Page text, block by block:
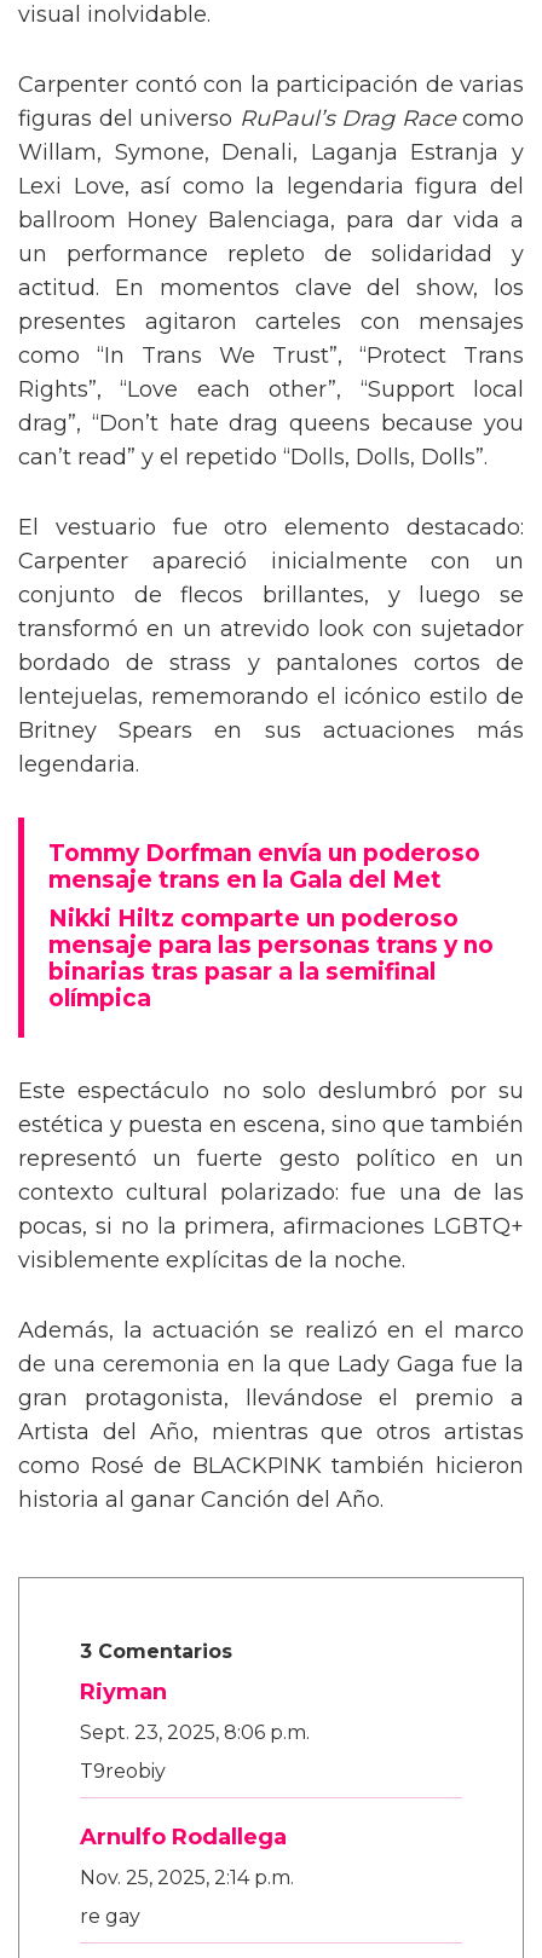
visual inolvidable.
Carpenter contó con la participación de varias
figuras del universo RuPaul’s Drag Racecomo
Willam, Symone, Denali, Laganja Estranja y
Lexi Love, así como la legendaria figura del
ballroom Honey Balenciaga, para dar vida a
un performance repleto de solidaridad y
actitud. En momentos clave del show, los
presentes agitaron carteles con mensajes
como “In Trans We Trust”, “Protect Trans
Rights”, “Love each other”, “Support local
drag”, “Don’t hate drag queens because you
can’t read” y el repetido “Dolls, Dolls, Dolls”.
El vestuario fue otro elemento destacado:
Carpenter apareció inicialmente con un
conjunto de flecos brillantes, y luego se
transformó en un atrevido look con sujetador
bordado de strass y pantalones cortos de
lentejuelas, rememorando el icónico estilo de
Britney Spears en sus actuaciones más
legendaria.
Tommy Dorfman envía un poderoso
mensaje trans en la Gala del Met
Nikki Hiltz comparte un poderoso
mensaje para las personas trans y no
binarias tras pasar a la semifinal
olímpica
Este espectáculo no solo deslumbró por su
estética y puesta en escena, sino que también
representó un fuerte gesto político en un
contexto cultural polarizado: fue una de las
pocas, si no la primera, afirmaciones LGBTQ+
visiblemente explícitas de la noche.
Además, la actuación se realizó en el marco
de una ceremonia en la que Lady Gaga fue la
gran protagonista, llevándose el premio a
Artista del Año, mientras que otros artistas
como Rosé de BLACKPINK también hicieron
historia al ganar Canción del Año.
3 Comentarios
Riyman
Sept. 23, 2025, 8:06 p.m.
T9reobiy
Arnulfo Rodallega
Nov. 25, 2025, 2:14 p.m.
re gay